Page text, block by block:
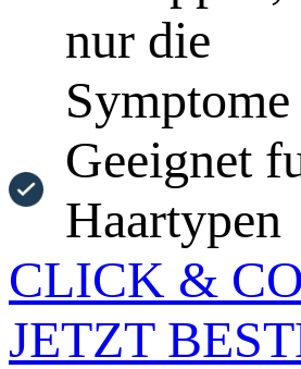
nur die
Symptome
Geeignet
Haartypen
CLICK &
JETZT